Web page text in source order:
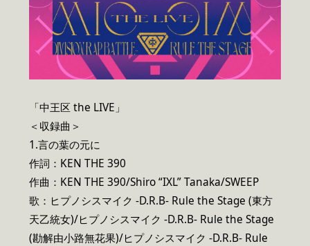
「中王区 the LIVE」
＜収録曲＞
1.言の葉の元に
作詞：KEN THE 390
作曲：KEN THE 390/Shiro “IXL” Tanaka/SWEEP
歌：ヒプノシスマイク -D.R.B- Rule the Stage (東方
天乙統女)/ヒプノシスマイク -D.R.B- Rule the Stage
(勘解由小路無花果)/ヒプノシスマイク -D.R.B- Rule